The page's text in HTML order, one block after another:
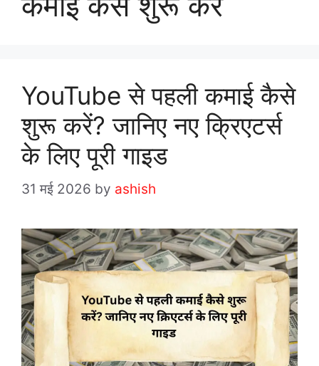
YouTube से पहली कमाई कैसे
शुरू करें? जानिए नए क्रिएटर्स
के लिए पूरी गाइड
31 मई 2026 by ashish